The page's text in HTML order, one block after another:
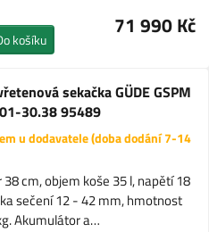
71 990 Kč
košíku
sekačka GÜDE GSPM
30.38 95489
u dodavatele (doba dodání 7-14
38 cm, objem koše 35 l, napětí 18
sečení 12 - 42 mm, hmotnost
Akumulátor a…